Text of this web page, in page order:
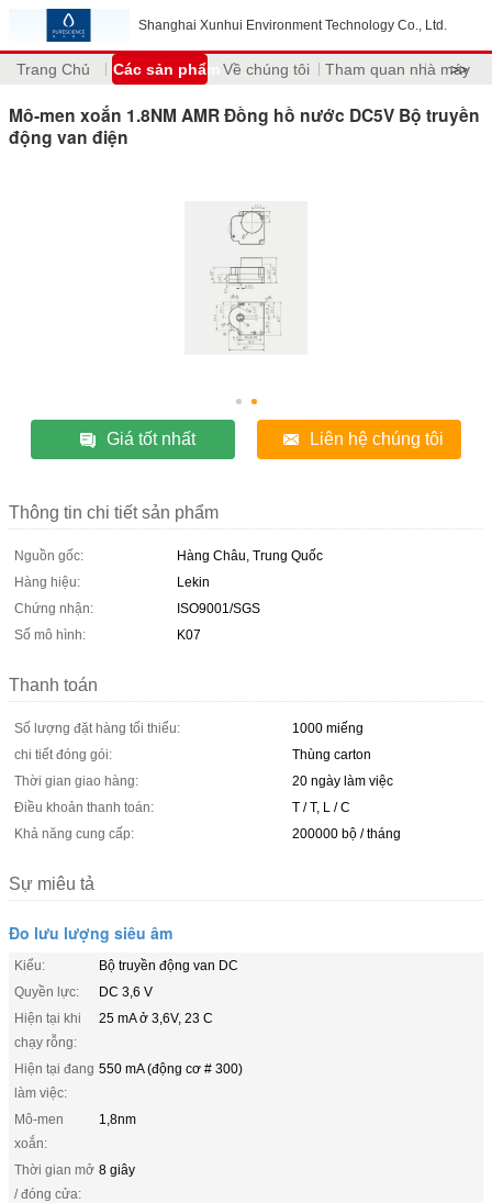
Shanghai Xunhui Environment Technology Co., Ltd.
Trang Chủ Các sản phẩm Về chúng tôi Tham quan nhà máy
>>
Mô-men xoắn 1.8NM AMR Đồng hồ nước DC5V Bộ truyền
động van điện
Giá tốt nhất Liên hệ chúng tôi
Thông tin chi tiết sản phẩm
Nguồn gốc:
Hàng Châu, Trung Quốc
Hàng hiệu:
Lekin
Chứng nhận:
ISO9001/SGS
Số mô hình:
K07
Thanh toán
Số lượng đặt hàng tối thiểu:
1000 miếng
chi tiết đóng gói:
Thùng carton
Thời gian giao hàng:
20 ngày làm việc
Điều khoản thanh toán:
T / T, L / C
Khả năng cung cấp:
200000 bộ / tháng
Sự miêu tả
Đo lưu lượng siêu âm
Kiểu:
Bộ truyền động van DC
Quyền lực:
DC 3,6 V
Hiện tại khi
chạy rỗng:
25 mA ở 3,6V, 23 C
Hiện tại đang
làm việc:
550 mA (động cơ # 300)
Mô-men
xoắn:
1,8nm
Thời gian mở
/ đóng cửa:
8 giây